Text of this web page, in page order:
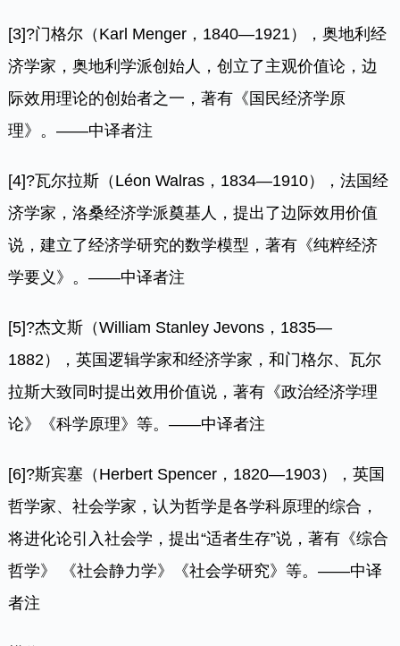
[3]?门格尔（Karl Menger，1840—1921），奥地利经
济学家，奥地利学派创始人，创立了主观价值论，边
际效用理论的创始者之一，著有《国民经济学原
理》。——中译者注
[4]?瓦尔拉斯（Léon Walras，1834—1910），法国经
济学家，洛桑经济学派奠基人，提出了边际效用价值
说，建立了经济学研究的数学模型，著有《纯粹经济
学要义》。——中译者注
[5]?杰文斯（William Stanley Jevons，1835—
1882），英国逻辑学家和经济学家，和门格尔、瓦尔
拉斯大致同时提出效用价值说，著有《政治经济学理
论》《科学原理》等。——中译者注
[6]?斯宾塞（Herbert Spencer，1820—1903），英国
哲学家、社会学家，认为哲学是各学科原理的综合，
将进化论引入社会学，提出“适者生存”说，著有《综合
哲学》 《社会静力学》《社会学研究》等。——中译
者注